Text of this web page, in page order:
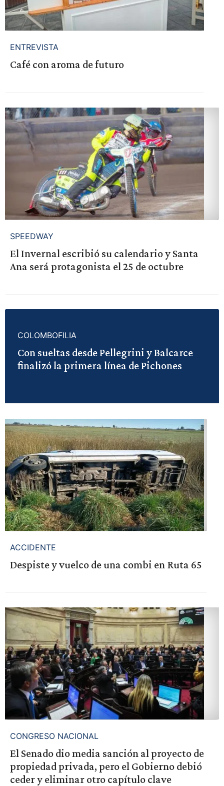
ENTREVISTA
Café con aroma de futuro
SPEEDWAY
El Invernal escribió su calendario y Santa
Ana será protagonista el 25 de octubre
COLOMBOFILIA
Con sueltas desde Pellegrini y Balcarce
finalizó la primera línea de Pichones
ACCIDENTE
Despiste y vuelco de una combi en Ruta 65
CONGRESO NACIONAL
El Senado dio media sanción al proyecto de
propiedad privada, pero el Gobierno debió
ceder y eliminar otro capítulo clave